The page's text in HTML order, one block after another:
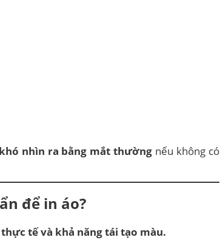
khó nhìn ra bằng mắt thường nếu không có
để in áo?
tế và khả năng tái tạo màu.